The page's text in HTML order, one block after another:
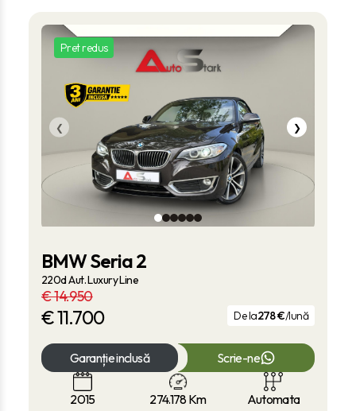
❮ ❯
Pret redus
BMW Seria 2
220d Aut. Luxury Line
€ 14.950
€11.700 De la278 €/lună
Garanție inclusă Scrie-ne
2015 274.178Km Automata